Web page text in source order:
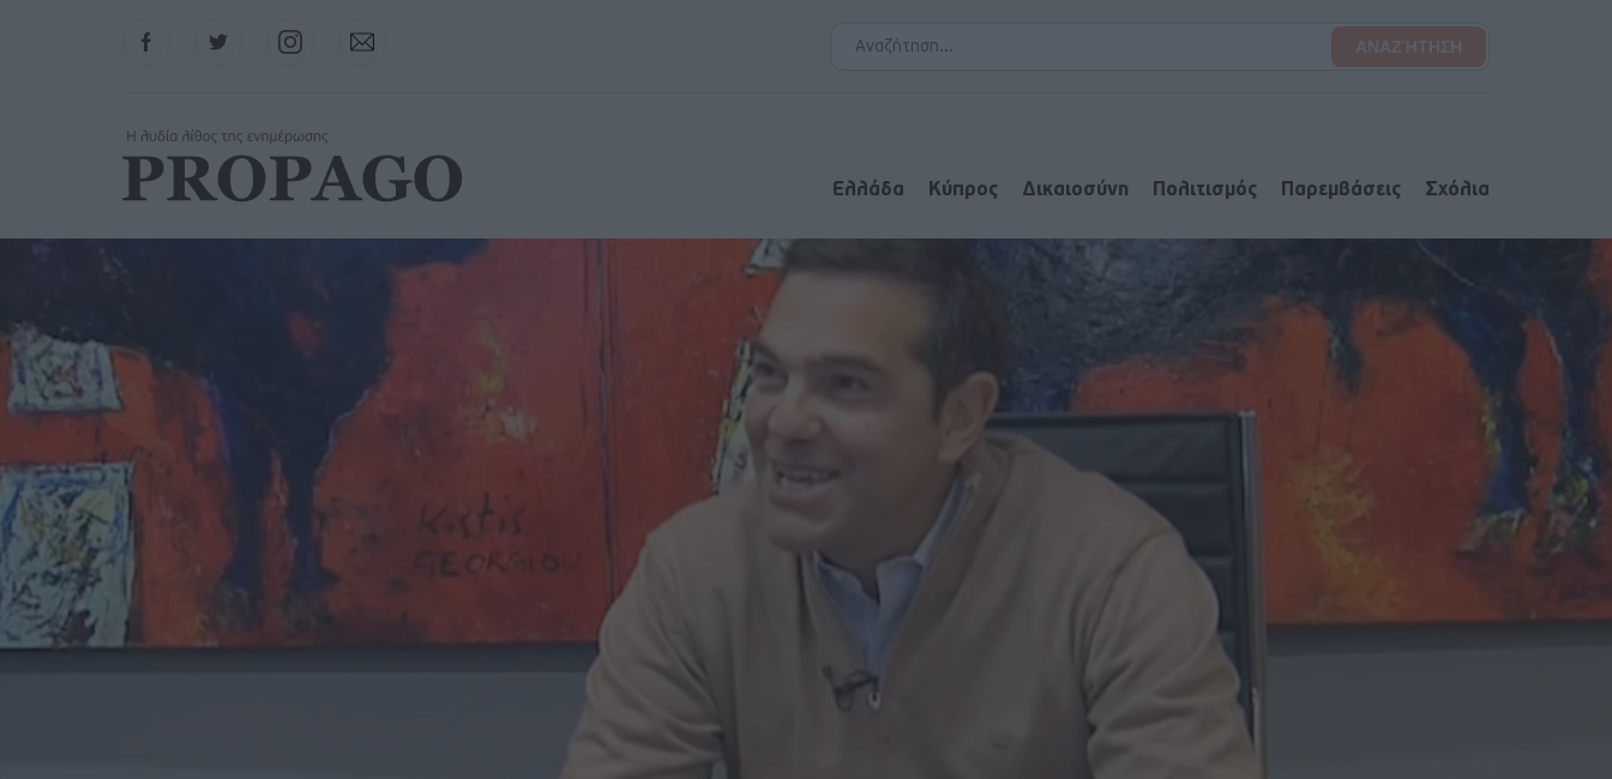
FacebookTwitter InstagramContact
Ελλάδα Κύπρος Δικαιοσύνη Πολιτισμός Παρεμβάσεις Σχόλια